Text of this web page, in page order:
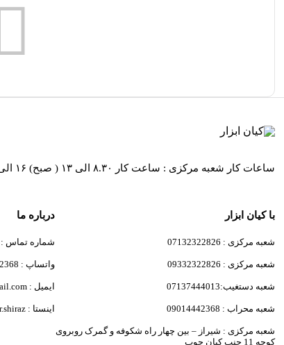
ساعات کار شعبه مرکزی : ساعت کار ۸.۳۰ الی ۱۳ ( صبح) ۱۶ الی ۲۰ (عصر ) / ساعات کار شعبه کیان ابزار محراب ساعت کار ۸.۳۰ الی۱۹ و روز های پنج شنبه از ساعت 8:30 الی 13:30
با کیان ابزار
شعبه مرکزی : 07132322826
شعبه مرکزی : 09332322826
شعبه دستغیب:07137444013
شعبه محراب : 09014442368
شعبه مرکزی : شیراز – بین چهار راه شکوفه و گمرک روبروی
کوچه 11 جنب کیان چوب
درباره ما
شماره تماس : 09171172373
واتساپ : 09014442368
ایمیل : javad.kiani6820@gmail.com
اینستا : kianabzar.shiraz